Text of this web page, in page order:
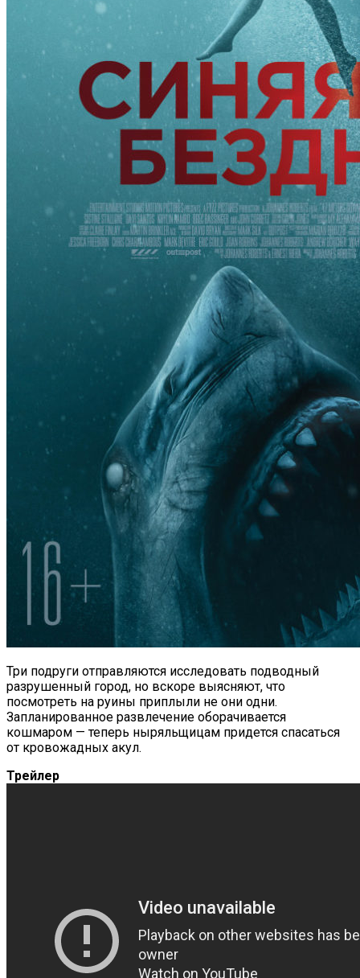
Три подруги отправляются исследовать подводный
разрушенный город, но вскоре выясняют, что
посмотреть на руины приплыли не они одни.
Запланированное развлечение оборачивается
кошмаром — теперь ныряльщицам придется спасаться
от кровожадных акул.
Трейлер